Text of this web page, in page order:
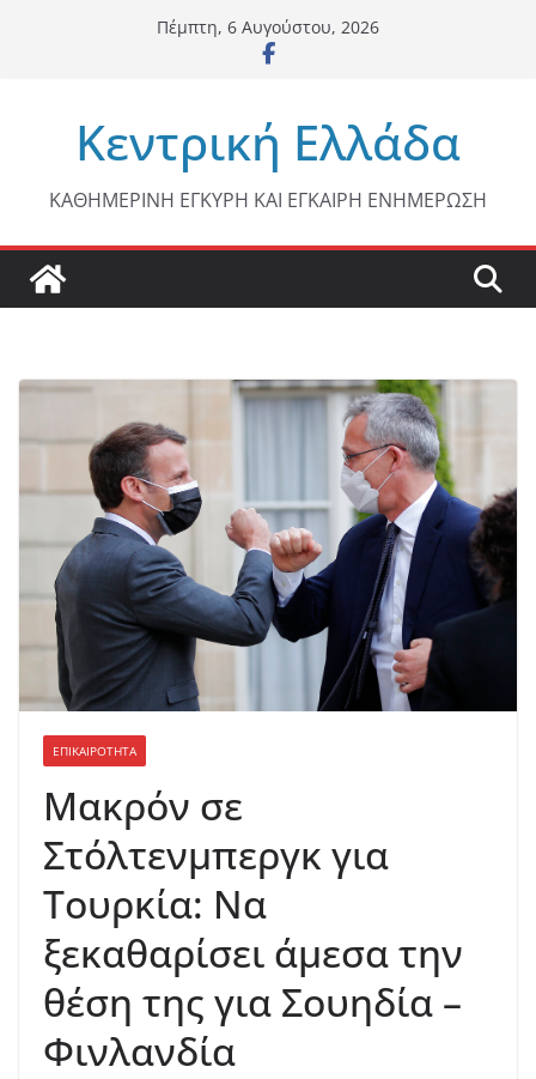
Πέμπτη, 6 Αυγούστου, 2026
Κεντρική Ελλάδα
ΚΑΘΗΜΕΡΙΝΗ ΕΓΚΥΡΗ ΚΑΙ ΕΓΚΑΙΡΗ ΕΝΗΜΕΡΩΣΗ
ΕΠΙΚΑΙΡΟΤΗΤΑ
Μακρόν σε
Στόλτενμπεργκ για
Τουρκία: Να
ξεκαθαρίσει άμεσα την
θέση της για Σουηδία –
Φινλανδία